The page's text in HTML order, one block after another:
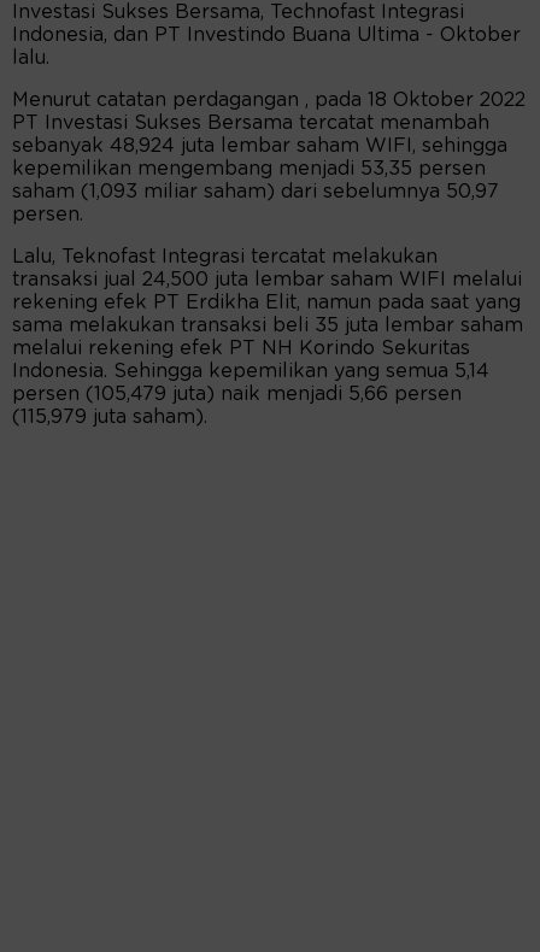
Investasi Sukses Bersama, Technofast Integrasi
Indonesia, dan PT Investindo Buana Ultima - Oktober
lalu.
Menurut catatan perdagangan , pada 18 Oktober 2022
PT Investasi Sukses Bersama tercatat menambah
sebanyak 48,924 juta lembar saham WIFI, sehingga
kepemilikan mengembang menjadi 53,35 persen
saham (1,093 miliar saham) dari sebelumnya 50,97
persen.
Lalu, Teknofast Integrasi tercatat melakukan
transaksi jual 24,500 juta lembar saham WIFI melalui
rekening efek PT Erdikha Elit, namun pada saat yang
sama melakukan transaksi beli 35 juta lembar saham
melalui rekening efek PT NH Korindo Sekuritas
Indonesia. Sehingga kepemilikan yang semua 5,14
persen (105,479 juta) naik menjadi 5,66 persen
(115,979 juta saham).